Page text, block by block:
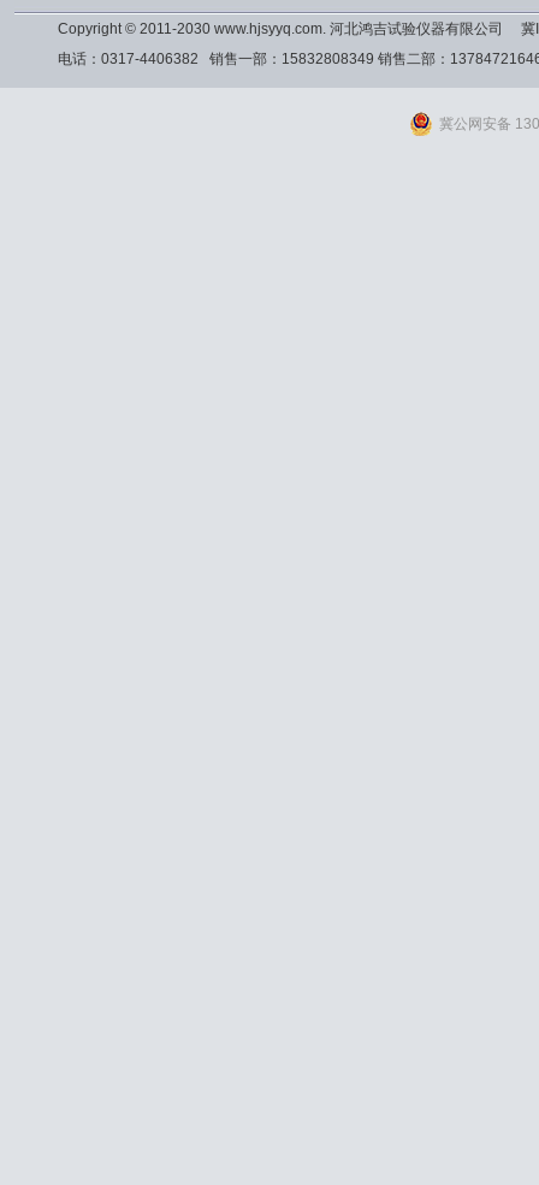
Copyright © 2011-2030 www.hjsyyq.com. 河北鸿吉试验仪器有限公司
冀
电话：0317-4406382 销售一部：15832808349 销售二部：
冀公网安备